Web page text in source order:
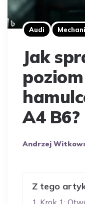
Audi
Jak
A4 B6?
Opublikowany
Andrzej
Z tego
1 Krok 1: